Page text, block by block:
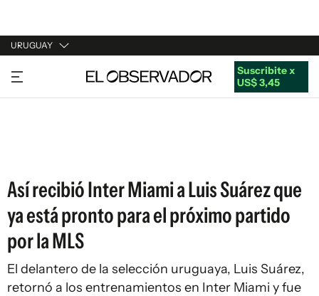
URUGUAY
URUGUAY
ARGENTINA
Suscribite x
US$ 3,45
Así recibió Inter Miami a Luis Suárez que
ya está pronto para el próximo partido
por la MLS
El delantero de la selección uruguaya, Luis Suárez,
retornó a los entrenamientos en Inter Miami y fue